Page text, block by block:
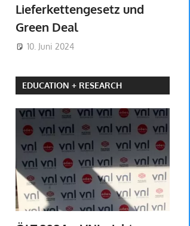
Lieferkettengesetz und
Green Deal
10. Juni 2024
EDUCATION + RESEARCH